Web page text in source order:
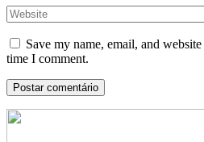
Save my name, email, and
time I comment.